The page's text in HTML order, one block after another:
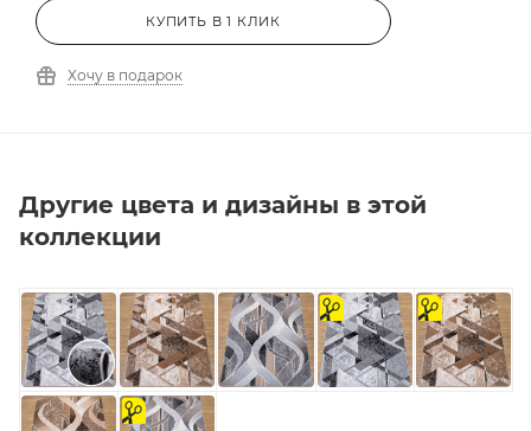
КУПИТЬ В 1 КЛИК
Хочу в подарок
Другие цвета и дизайны в этой
коллекции
на
отрез
на
отрез
на
отрез